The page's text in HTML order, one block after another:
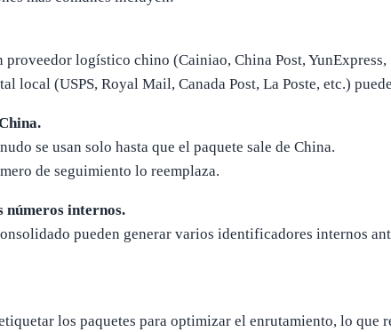
logístico chino (Cainiao, China Post, YunExpress,
local (USPS, Royal Mail, Canada Post, La Poste, etc.)
se usan solo hasta que el paquete sale de China.
de seguimiento lo reemplaza.
números internos.
pueden generar varios identificadores internos
los paquetes para optimizar el enrutamiento, lo que